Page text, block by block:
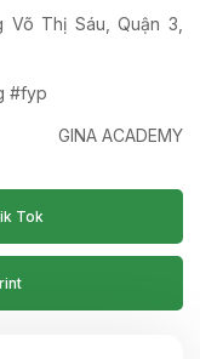
Thị Sáu, Quận 3,
#fyp
GINA ACADEMY
Tok